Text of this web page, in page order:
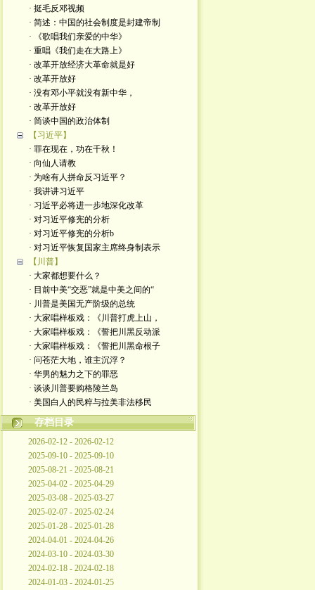
· 挺毛反邓视频
· 简述：中国的社会制度是封建帝制
· 《歌唱我们亲爱的中华》
· 重唱《我们走在大路上》
· 改革开放经济大革命就是好
· 改革开放好
· 没有邓小平就没有新中华，
· 改革开放好
· 简谈中国的政治体制
【习近平】
· 罪在现在，功在千秋！
· 向仙人请教
· 为啥有人拼命反习近平？
· 我讲讲习近平
· 习近平必将进一步地深化改革
· 对习近平修宪的分析
· 对习近平修宪的分析b
· 对习近平恢复国家主席终身制表示
【川普】
· 大家都想要什么？
· 目前中美“交恶”就是中美之间的“
· 川普是美国无产阶级的总统
· 大家唱样板戏：《川普打虎上山，
· 大家唱样板戏：《誓把川黑反动派
· 大家唱样板戏：《誓把川黑命根子
· 问苍茫大地，谁主沉浮？
· 华男的魅力之下的罪恶
· 谈谈川普要购格陵兰岛
· 美国白人的民粹与拉美非法移民
存档目录
2026-02-12 - 2026-02-12
2025-09-10 - 2025-09-10
2025-08-21 - 2025-08-21
2025-04-02 - 2025-04-29
2025-03-08 - 2025-03-27
2025-02-07 - 2025-02-24
2025-01-28 - 2025-01-28
2024-04-01 - 2024-04-26
2024-03-10 - 2024-03-30
2024-02-18 - 2024-02-18
2024-01-03 - 2024-01-25